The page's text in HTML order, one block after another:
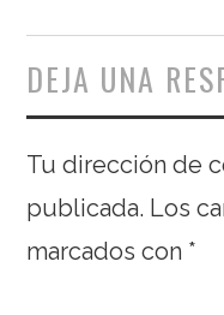
DEJA UNA
Tu dirección de
publicada. Los
marcados con *